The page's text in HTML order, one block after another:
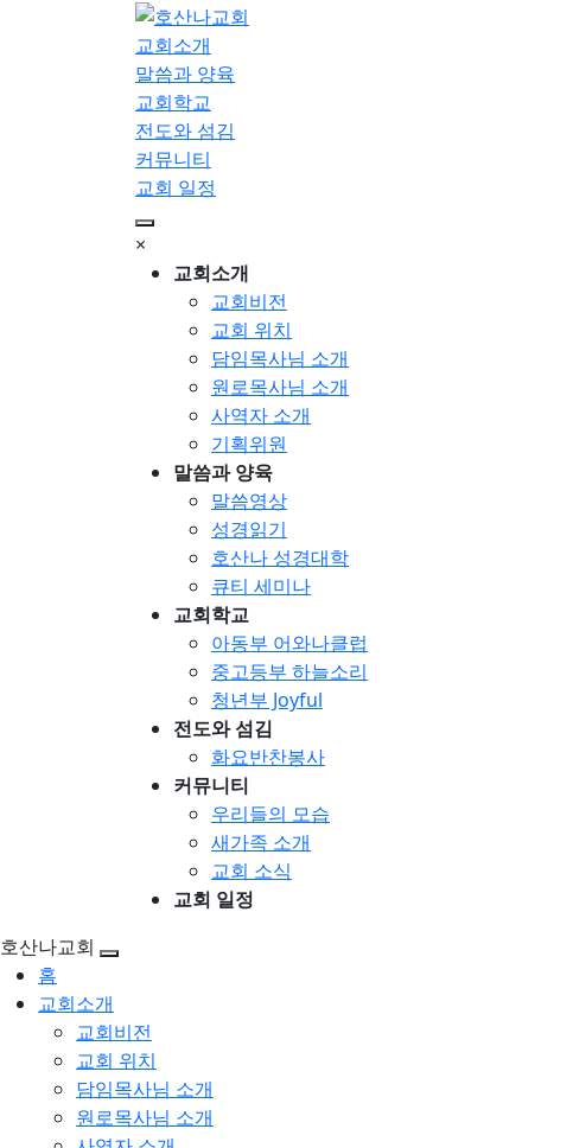
교회소개
말씀과 양육
교회학교
전도와 섬김
커뮤니티
교회 일정
×
교회소개
교회비전
교회 위치
담임목사님 소개
원로목사님 소개
사역자 소개
기획위원
말씀과 양육
말씀영상
성경읽기
호산나 성경대학
큐티 세미나
교회학교
아동부 어와나클럽
중고등부 하늘소리
청년부 Joyful
전도와 섬김
화요반찬봉사
커뮤니티
우리들의 모습
새가족 소개
교회 소식
교회 일정
호산나교회
홈
교회소개
교회비전
교회 위치
담임목사님 소개
원로목사님 소개